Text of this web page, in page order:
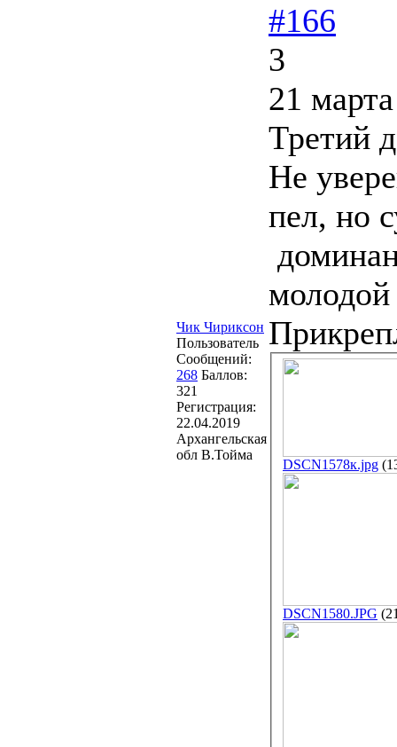
Чик Чириксон
Пользователь
Сообщений:
268 Баллов:
321
Регистрация:
22.04.2019
Архангельская
обл В.Тойма
#166
3
21
Третий
Не
пел, но
DSCN1578к.jpg
DSCN1580.JPG